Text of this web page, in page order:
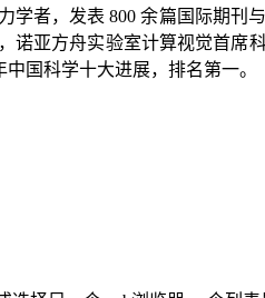
学者，发表 800 余篇国际期
亚方舟实验室计算视觉首席
国科学十大进展，排名第一。